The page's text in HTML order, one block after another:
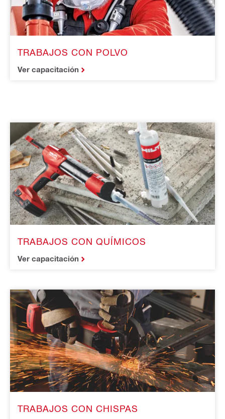
TRABAJOS CON POLVO
Ver capacitación
TRABAJOS CON QUÍMICOS
Ver capacitación
TRABAJOS CON CHISPAS